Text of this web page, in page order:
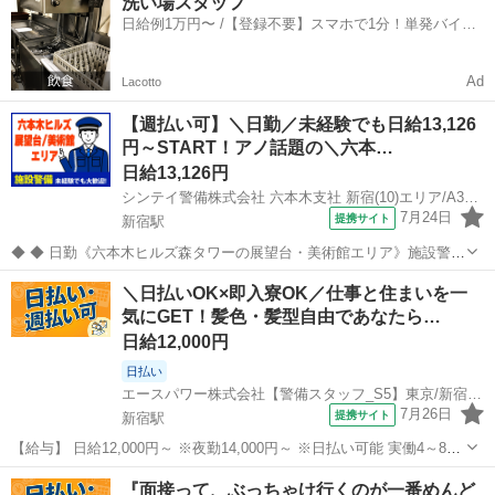
心してスタート出来ます！ ☆現場は東京都・埼玉県・千葉県に多数ご
用意しております！ ◎家具家電...
日給例1万円〜 /【登録不要】スマホで1分！単発バイト
Lacotto Ad
【週払い可】＼日勤／未経験でも日給13,126
円～START！アノ話題の＼六本…
日給13,126円
シンテイ警備株式会社 六本木支社 新宿(10)エリア/A3203200117
新宿駅
提携サイト 7月24日
◆ ◆ 日勤《六本木ヒルズ森タワーの展望台・美術館エリア》施設警備
のお仕事！ 室内勤務だから天候に左右されずに 勤務出来る環境です♪
日勤のみ＆週3日～OKだから プライベートも大事にしながら働けま
す！ ＼未経験スター...
東京 新宿区 新宿駅 警備員
＼日払いOK×即入寮OK／仕事と住まいを一
気にGET！髪色・髪型自由であなたら…
日給12,000円
日払い
エースパワー株式会社【警備スタッフ_S5】東京/新宿エリア-001
新宿駅
提携サイト 7月26日
【給与】 日給12,000円～ ※夜勤14,000円～ ※日払い可能 実働4～8時
間 残業があれば別途手当支給 ☆早上がりでも日給保証☆ 【福利厚
東京 新宿区 新宿駅
『面接って、ぶっちゃけ行くのが一番めんど